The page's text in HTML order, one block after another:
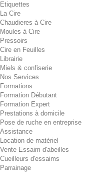
Etiquettes
La Cire
Chaudieres à Cire
Moules à Cire
Pressoirs
Cire en Feuilles
Librairie
Miels & confiserie
Nos Services
Formations
Formation Débutant
Formation Expert
Prestations à domicile
Pose de ruche en entreprise
Assistance
Location de matériel
Vente Essaim d'abeilles
Cueilleurs d'essaims
Parrainage